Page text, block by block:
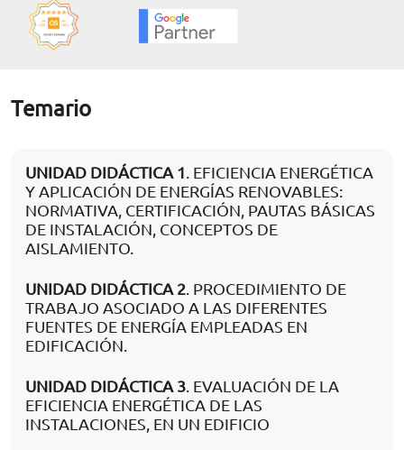
Temario
UNIDAD DIDÁCTICA 1. EFICIENCIA ENERGÉTICA
Y APLICACIÓN DE ENERGÍAS RENOVABLES:
NORMATIVA, CERTIFICACIÓN, PAUTAS BÁSICAS
DE INSTALACIÓN, CONCEPTOS DE
AISLAMIENTO.
UNIDAD DIDÁCTICA 2. PROCEDIMIENTO DE
TRABAJO ASOCIADO A LAS DIFERENTES
FUENTES DE ENERGÍA EMPLEADAS EN
EDIFICACIÓN.
UNIDAD DIDÁCTICA 3. EVALUACIÓN DE LA
EFICIENCIA ENERGÉTICA DE LAS
INSTALACIONES, EN UN EDIFICIO